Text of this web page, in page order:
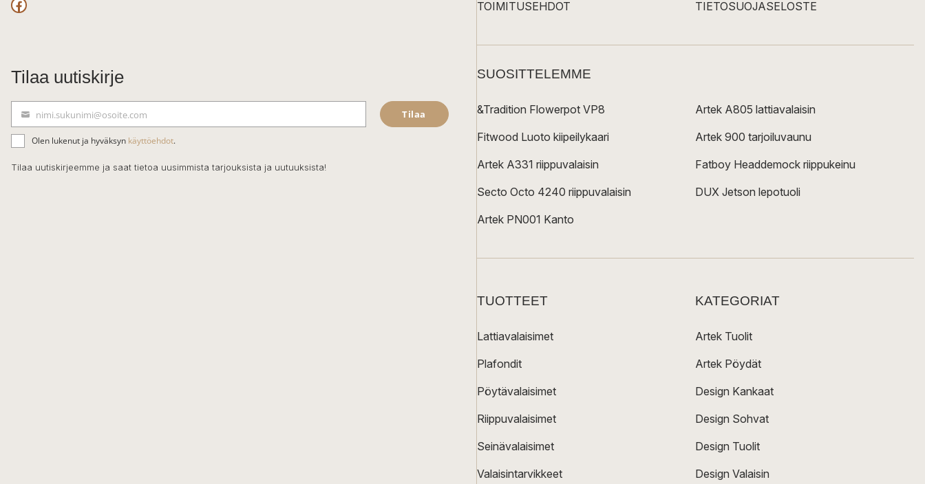
Tilaa uutiskirje
ä
h
k
nimi.sukunimi@osoite.com Tilaa
Olen lukenut ja hyväksyn käyttöehdot.
Tilaa uutiskirjeemme ja saat tietoa uusimmista tarjouksista ja uutuuksista!
TOIMITUSEHDOT TIETOSUOJASELOSTE
SUOSITTELEMME
&Tradition Flowerpot VP8
Fitwood Luoto kiipeilykaari
Artek A331 riippuvalaisin
Secto Octo 4240 riippuvalaisin
Artek PN001 Kanto
Artek A805 lattiavalaisin
Artek 900 tarjoiluvaunu
Fatboy Headdemock riippukeinu
DUX Jetson lepotuoli
TUOTTEET
Lattiavalaisimet
Plafondit
Pöytävalaisimet
Riippuvalaisimet
Seinävalaisimet
Valaisintarvikkeet
KATEGORIAT
Artek Tuolit
Artek Pöydät
Design Kankaat
Design Sohvat
Design Tuolit
Design Valaisin